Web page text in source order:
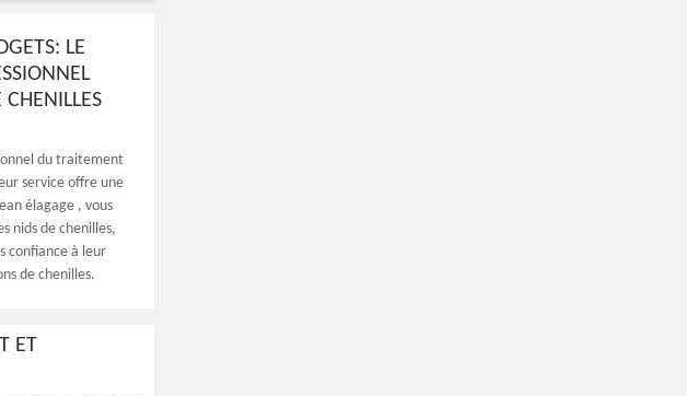
LE
du traitement
service offre une
élagage , vous
nids de chenilles,
confiance à leur
de chenilles.
ET